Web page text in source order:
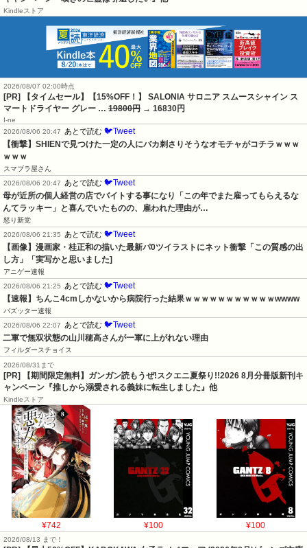
Kindleストア
2026/08/07 02:00時点
[PR] 【タイムセール】【15%OFF！】 SALONIA サロニア スムースシャイン ス
マートドライヤー グレー … 19800円 → 16830円
I-ne
2026/08/06 20:47 あとで読む 🐦Tweet
【衝撃】SHIENで見つけた一定の人にバカ刺さりそうなオモチャがコチラｗｗｗ
ｗｗｗ
スマブラ屋さん
2026/08/06 20:47 あとで読む 🐦Tweet
母が近所の個人経営の店でバイトする事になり「この年でまた雇ってもらえるな
んてラッキー」と喜んでいたものの、雇われた理由が…
怒り新党
2026/08/06 21:35 あとで読む 🐦Tweet
【画像】漫画家・桂正和の描いた最新パ0ツイラストにネット衝撃「この質感の出
し方」「実写かと思いました]
アニゲー速報
2026/08/06 21:25 あとで読む 🐦Tweet
【速報】ちんこ4cmしかないから病院行った結果ｗｗｗｗｗｗｗｗｗｗｗwwww
バズッター速報
2026/08/06 22:07 あとで読む 🐦Tweet
二軍で無双状態の山川穂高さんが一軍に上がれない理由
フィルダースチョイス
2026/08/31まで
[PR] 【期間限定無料】ガンガン読もうぜ!スクエニ夏祭り!!2026 8月分冊版新刊キ
ャンペーン『推しから溺愛される義妹に転生しました』他
Kindleストア
¥742 ¥100 ¥100
2026/08/13 まで！